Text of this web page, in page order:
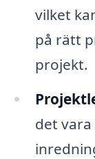
vilket
på rätt
projekt.
det